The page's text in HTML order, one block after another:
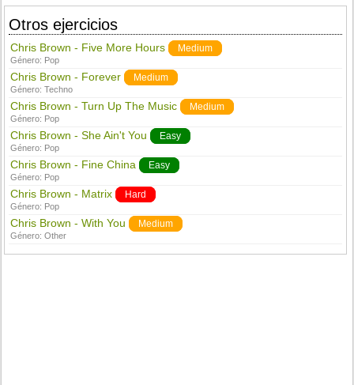
Otros ejercicios
Chris Brown - Five More Hours Medium
Género: Pop
Chris Brown - Forever Medium
Género:Techno
Chris Brown - Turn Up The Music Medium
Género: Pop
Chris Brown - She Ain't You Easy
Género: Pop
Chris Brown - Fine China Easy
Género: Pop
Chris Brown - Matrix Hard
Género: Pop
Chris Brown - With You Medium
Género:Other